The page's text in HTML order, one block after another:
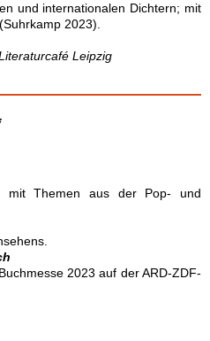
und internationalen Dichtern; mit
2023).
Leipzig
mit Themen aus der Pop- und
2023 auf der ARD-ZDF-